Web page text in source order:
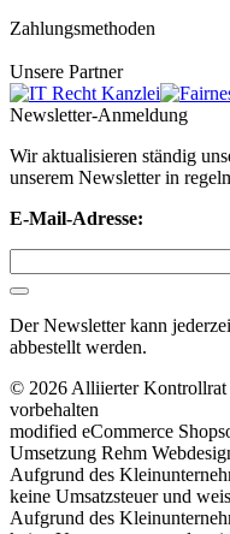
Zahlungsmethoden
Unsere Partner
Newsletter-Anmeldung
Wir aktualisieren ständig
unserem Newsletter in
E-Mail-Adresse:
Der Newsletter kann
abbestellt werden.
© 2026 Alliierter Kontrollrat
vorbehalten
modified eCommerce
Umsetzung Rehm
Aufgrund des
keine Umsatzsteuer und
Aufgrund des